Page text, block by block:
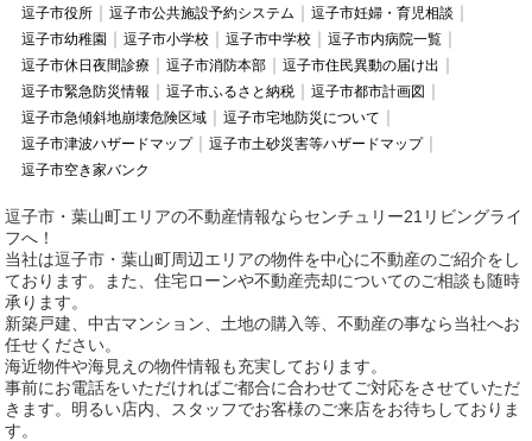
逗子市役所 逗子市公共施設予約システム
逗子市妊婦・育児相談
逗子市幼稚園
逗子市小学校 逗子市中学校
逗子市内病院一覧
逗子市休日夜間診療
逗子市消防本部
逗子市住民異動の届け出
逗子市緊急防災情報
逗子市ふるさと納税
逗子市都市計画図
逗子市急傾斜地崩壊危険区域
逗子市宅地防災について
逗子市津波ハザードマップ
逗子市土砂災害等ハザードマップ
逗子市空き家バンク
逗子市・葉山町エリアの不動産情報ならセンチュリー21リビングライ
フへ！
当社は逗子市・葉山町周辺エリアの物件を中心に不動産のご紹介をし
ております。また、住宅ローンや不動産売却についてのご相談も随時
承ります。
新築戸建、中古マンション、土地の購入等、不動産の事なら当社へお
任せください。
海近物件や海見えの物件情報も充実しております。
事前にお電話をいただければご都合に合わせてご対応をさせていただ
きます。明るい店内、スタッフでお客様のご来店をお待ちしておりま
す。